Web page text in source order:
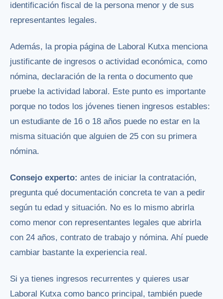
identificación fiscal de la persona menor y de sus
representantes legales.
Además, la propia página de Laboral Kutxa menciona
justificante de ingresos o actividad económica, como
nómina, declaración de la renta o documento que
pruebe la actividad laboral. Este punto es importante
porque no todos los jóvenes tienen ingresos estables:
un estudiante de 16 o 18 años puede no estar en la
misma situación que alguien de 25 con su primera
nómina.
Consejo experto: antes de iniciar la contratación,
pregunta qué documentación concreta te van a pedir
según tu edad y situación. No es lo mismo abrirla
como menor con representantes legales que abrirla
con 24 años, contrato de trabajo y nómina. Ahí puede
cambiar bastante la experiencia real.
Si ya tienes ingresos recurrentes y quieres usar
Laboral Kutxa como banco principal, también puede